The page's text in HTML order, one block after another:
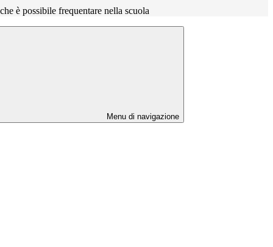
è possibile frequentare nella scuola
Menu di navigazione